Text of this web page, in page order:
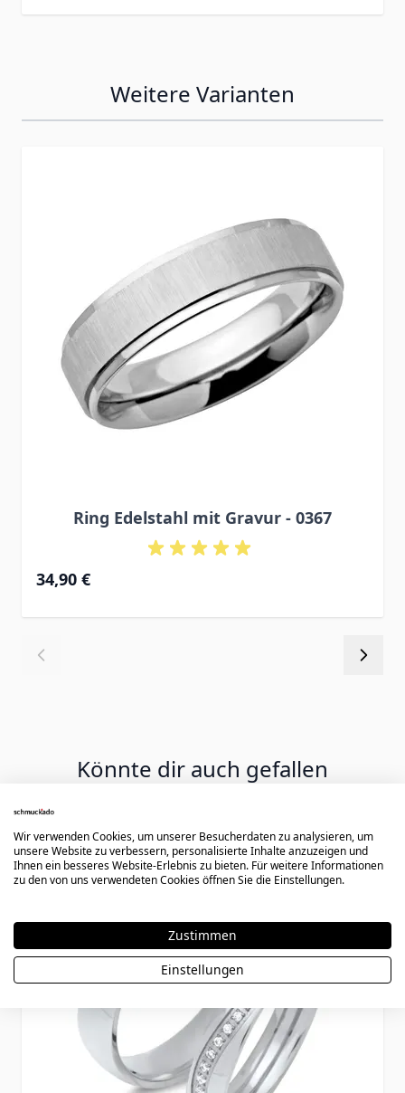
Weitere Varianten
Ring Edelstahl mit Gravur - 0367
34,90 €
Könnte dir auch gefallen
Press to skip carousel
Wir verwenden Cookies, um unserer Besucherdaten zu analysieren, um
unsere Website zu verbessern, personalisierte Inhalte anzuzeigen und
Ihnen ein besseres Website-Erlebnis zu bieten. Für weitere Informationen
zu den von uns verwendeten Cookies öffnen Sie die Einstellungen.
Zustimmen
Einstellungen